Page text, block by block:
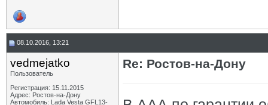
08.10.2016, 13:21
vedmejatko
Пользователь
Регистрация: 15.11.2015
Адрес: Ростов-на-Дону
Автомобиль: Lada Vesta GFL13-
Re: Ростов-на-Дону